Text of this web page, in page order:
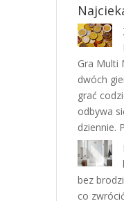
Gra Multi
dwóch
grać
odbywa
dziennie.
bez
co